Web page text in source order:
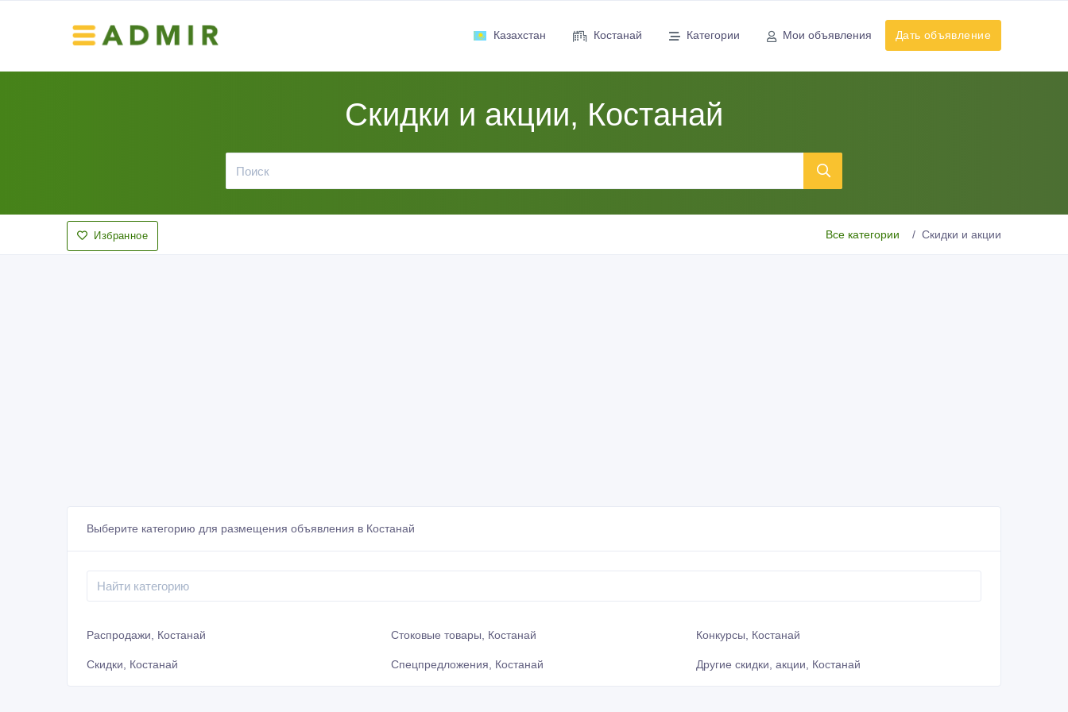
Казахстан Костанай Категории Мои объявления Дать объявление
Скидки и акции, Костанай
Избранное Все категории Скидки и акции
Выберите категорию для размещения объявления в Костанай
Распродажи, Костанай
Скидки, Костанай
Стоковые товары, Костанай
Спецпредложения, Костанай
Конкурсы, Костанай
Другие скидки, акции, Костанай